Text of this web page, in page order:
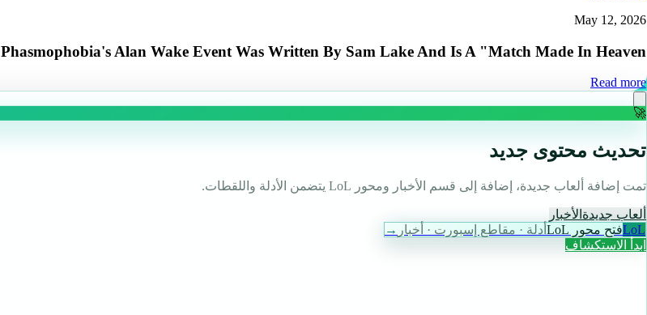
May 12, 2026
Phasmophobia's Alan Wake Event Was Written By Sam Lake And Is A "Match Made In Heaven"
Read more
🚀
تحديث محتوى جديد
تمت إضافة ألعاب جديدة، إضافة إلى قسم الأخبار ومحور LoL يتضمن الأدلة واللقطات.
ألعاب جديدة الأخبار
LoLفتح محور LoL أدلة · مقاطع إسبورت · أخبار →
ابدأ الاستكشاف